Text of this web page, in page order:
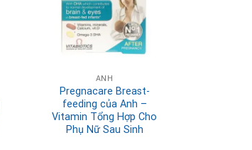
ANH
Pregnacare Breast-
feeding của Anh –
Vitamin Tổng Hợp Cho
Phụ Nữ Sau Sinh